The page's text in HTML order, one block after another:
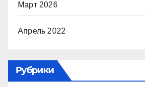
Март 2026
Апрель 2022
Рубрики